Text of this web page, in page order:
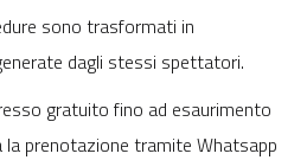
sono trasformati in
dagli stessi spettatori.
gratuito fino ad esaurimento
la prenotazione tramite Whatsapp